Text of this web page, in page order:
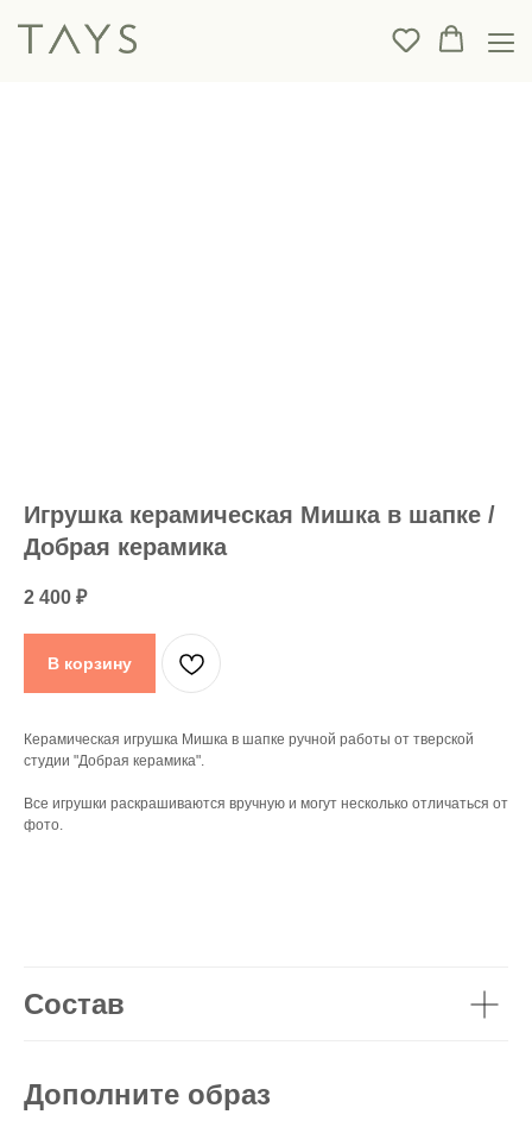
Игрушка керамическая Мишка в шапке /
Добрая керамика
2 400 ₽
В корзину
Керамическая игрушка Мишка в шапке ручной работы от тверской
студии "Добрая керамика".
Все игрушки раскрашиваются вручную и могут несколько отличаться от
фото.
Состав
Дополните образ